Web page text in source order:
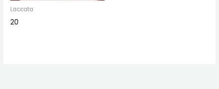
Laccata
20